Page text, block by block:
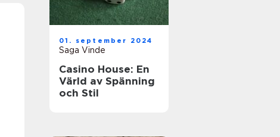
01. september 2024
Saga Vinde
Casino House: En
Värld av Spänning
och Stil